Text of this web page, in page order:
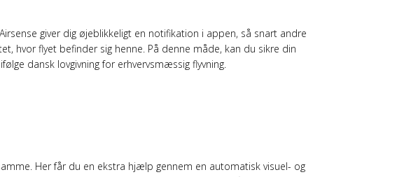
giver dig øjeblikkeligt en notifikation i appen, så snart andre
hvor flyet befinder sig henne. På denne måde, kan du sikre din
dansk lovgivning for erhvervsmæssig flyvning.
Her får du en ekstra hjælp gennem en automatisk visuel- og